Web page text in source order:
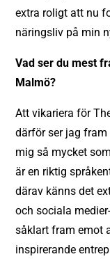
extra roligt att nu
näringsliv på min
Vad ser du mest
Malmö?
Att vikariera för
därför ser jag
mig så mycket
är en riktig
därav känns det
och sociala
såklart fram emot
inspirerande